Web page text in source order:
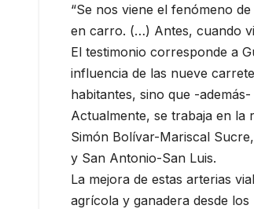
“Se nos viene el fenómeno
en carro. (…) Antes, cuando
El testimonio corresponde a
influencia de las nueve
habitantes, sino que -
Actualmente, se trabaja en la
Simón Bolívar-Mariscal
y San Antonio-San Luis.
La mejora de estas arterias
agrícola y ganadera desde